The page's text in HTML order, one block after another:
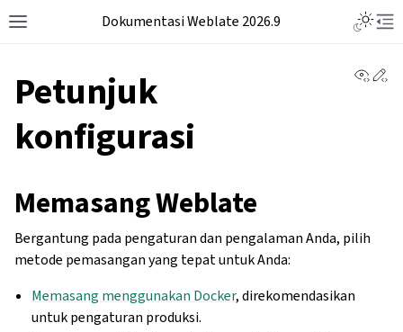
Dokumentasi Weblate 2026.9
Petunjuk
konfigurasi
Memasang Weblate
Bergantung pada pengaturan dan pengalaman Anda, pilih
metode pemasangan yang tepat untuk Anda:
Memasang menggunakan Docker, direkomendasikan
untuk pengaturan produksi.